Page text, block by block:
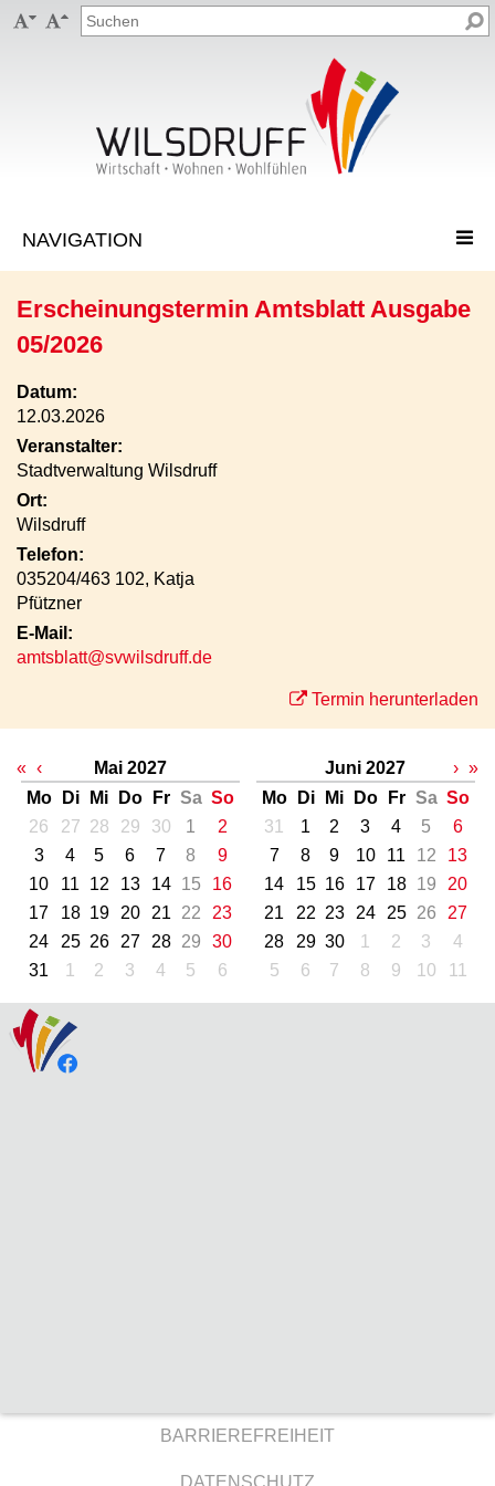
 
Erscheinungstermin Amtsblatt Ausgabe
05/2026
Datum:
12.03.2026
Veranstalter:
Stadtverwaltung Wilsdruff
Ort:
Wilsdruff
Telefon:
035204/463 102, Katja
Pfützner
E-Mail:
amtsblatt@svwilsdruff.de
Termin herunterladen
« ‹
Mai 2027
Mo
Di Mi Do Fr Sa So
26
27 28 29 30 1
2
3
4 5 6 7 8
9
10
11 12 13 14 15
16
17
18 19 20 21 22
23
24
25 26 27 28 29
30
31
1 2 3 4 5 6
Juni 2027
Mo
Di Mi Do Fr Sa So
31
1 2 3 4 5
6
7
8 9 10 11 12
13
14
15 16 17 18 19
20
21
22 23 24 25 26
27
28
29 30 1 2 3
4
5
6 7 8 9 10 11
› »
BARRIEREFREIHEIT
DATENSCHUTZ